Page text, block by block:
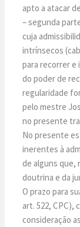
apto a atacar
– segunda
cuja
intrínsecos
para recorrer
do poder de
regularidade
pelo mestre
no presente
No presente
inerentes à
de alguns que,
doutrina e da
O prazo para
art. 522, CPC),
consideração